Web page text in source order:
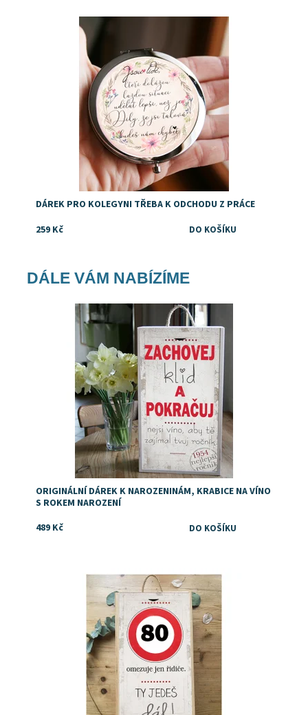
Dostupnost: Skladem
DÁREK PRO KOLEGYNI TŘEBA K ODCHODU Z PRÁCE
259 Kč
DÁLE VÁM NABÍZÍME
Dostupnost:
Skladem
DejDar
ORIGINÁLNÍ DÁREK K NAROZENINÁM, KRABICE NA VÍNO
S ROKEM NAROZENÍ
489 Kč
Dostupnost:
Skladem